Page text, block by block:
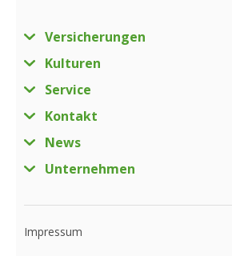
Versicherungen
Kulturen
Service
Kontakt
News
Unternehmen
Impressum